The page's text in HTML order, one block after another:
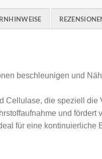
beschleunigen und
die speziell
und
für eine kontinuierliche